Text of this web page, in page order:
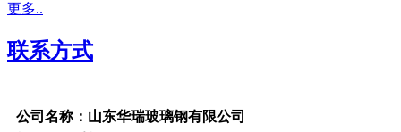
更多..
联系方式
公司名称：山东华瑞玻璃钢有限公司